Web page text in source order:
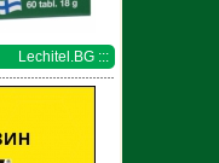
Lechitel.BG :::